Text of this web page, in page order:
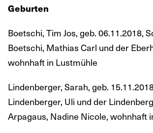
Geburten
Boetschi, Tim Jos, geb. 06.11.2018,
Boetschi, Mathias Carl und der
wohnhaft in Lustmühle
Lindenberger, Sarah, geb.
Lindenberger, Uli und der
Arpagaus, Nadine Nicole, wohnhaft